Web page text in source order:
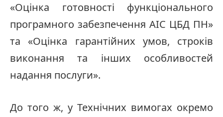
«Оцінка готовності функціонального
програмного забезпечення АІС ЦБД ПН»
та «Оцінка гарантійних умов, строків
виконання та інших особливостей
надання послуги».
До того ж, у Технічних вимогах окремо